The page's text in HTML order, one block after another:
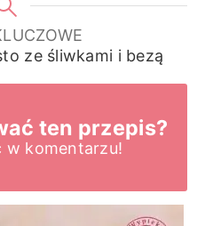
ze śliwkami i bezą
ten przepis?
w komentarzu!